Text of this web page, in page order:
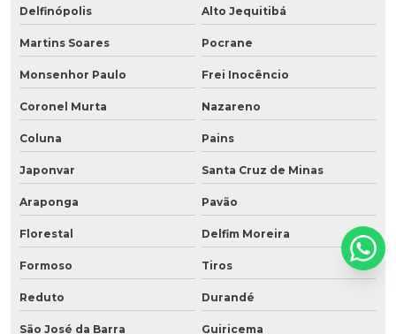
Delfinópolis Alto Jequitibá
Martins Soares Pocrane
Monsenhor Paulo Frei Inocêncio
Coronel Murta Nazareno
Coluna Pains
Japonvar Santa Cruz de Minas
Araponga Pavão
Florestal Delfim Moreira
Formoso Tiros
Reduto Durandé
São José da Barra Guiricema